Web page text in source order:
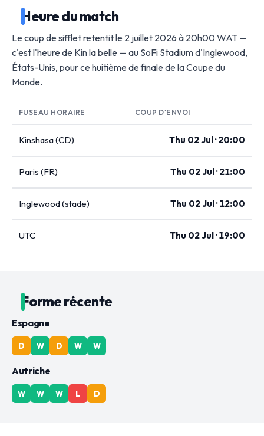
Heure du match
Le coup de sifflet retentit le 2 juillet 2026 à 20h00 WAT —
c'est l'heure de Kin la belle — au SoFi Stadium d'Inglewood,
États-Unis, pour ce huitième de finale de la Coupe du
Monde.
FUSEAU HORAIRE COUP D'ENVOI
Kinshasa (CD) Thu 02 Jul · 20:00
Paris (FR) Thu 02 Jul · 21:00
Inglewood (stade) Thu 02 Jul · 12:00
UTC Thu 02 Jul · 19:00
Forme récente
Espagne
D W D W W
Autriche
W W W L D